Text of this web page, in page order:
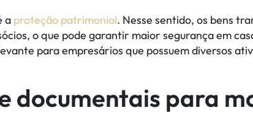
a proteção patrimonial. Nesse sentido, os bens
o que pode garantir maior segurança em
para empresários que possuem diversos
documentais para